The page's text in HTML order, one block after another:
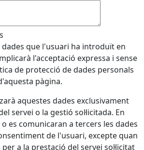
dades que l'usuari ha introduït en
l'acceptació expressa i sense
de protecció de dades personals
pàgina.
aquestes dades exclusivament
servei o la gestió sol·licitada. En
es comunicaran a tercers les dades
de l'usuari, excepte quan
a la prestació del servei sol·licitat